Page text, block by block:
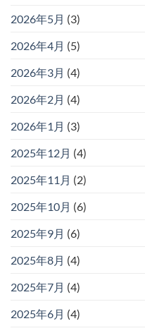
2026年5月 (3)
2026年4月 (5)
2026年3月 (4)
2026年2月 (4)
2026年1月 (3)
2025年12月 (4)
2025年11月 (2)
2025年10月 (6)
2025年9月 (6)
2025年8月 (4)
2025年7月 (4)
2025年6月 (4)